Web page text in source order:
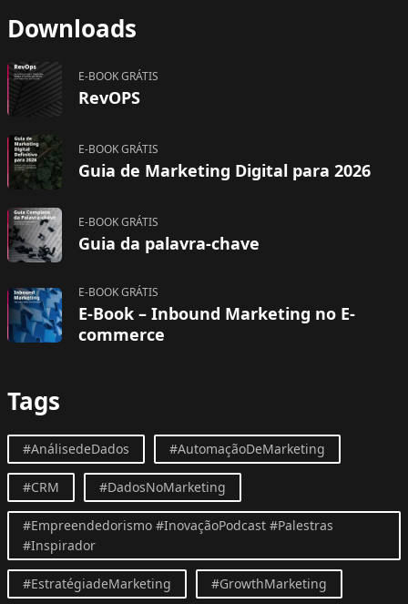
Downloads
E-BOOK GRÁTIS
RevOPS
E-BOOK GRÁTIS
Guia de Marketing Digital para 2026
E-BOOK GRÁTIS
Guia da palavra-chave
E-BOOK GRÁTIS
E-Book – Inbound Marketing no E-
commerce
Tags
#AnálisedeDados #AutomaçãoDeMarketing
#CRM #DadosNoMarketing
#Empreendedorismo #InovaçãoPodcast #Palestras
#Inspirador
#EstratégiadeMarketing #GrowthMarketing